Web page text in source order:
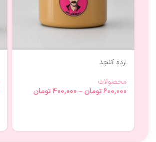
ارده کنجد
محصولات
600,000تومان–
400,000 تومان